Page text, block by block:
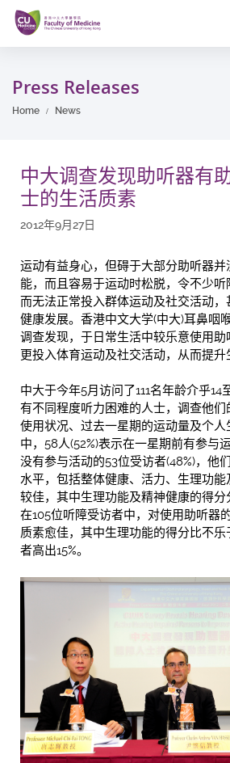
Skip
main
content
Press Releases
Home News
中大调查发现助听器有
士的生活质素
2012年9月27日
运动有益身心，但碍于大部分助听器并
能，而且容易于运动时松脱，令不少听
而无法正常投入群体运动及社交活动
健康发展。香港中文大学(中大)耳鼻咽
调查发现，于日常生活中较乐意使用
更投入体育运动及社交活动，从而提升
中大于今年5月访问了111名年龄介乎14
有不同程度听力困难的人士，调查他
使用状况、过去一星期的运动量及个
中，58人(52%)表示在一星期前有参与
没有参与活动的53位受访者(48%)，他
水平，包括整体健康、活力、生理功
较佳，其中生理功能及精神健康的得分
在105位听障受访者中，对使用助听器
质素愈佳，其中生理功能的得分比不
者高出15%。